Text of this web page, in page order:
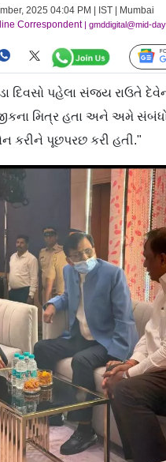
2025 04:04 PM | IST | Mumbai
Correspondent| gmddigital@mid-
દિવસો પહેલા સંજય રાઉતે
મિત્ર હતા અને અમે
કરીને પૂછપરછ કરી હતી."